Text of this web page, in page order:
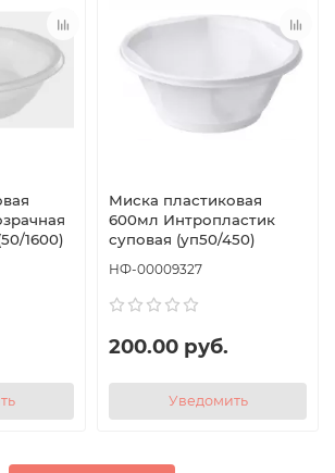
1600)
Миска пластиковая
600мл Интропластик
суповая (уп50/450)
НФ-00009327
200.00 руб.
Уведомить